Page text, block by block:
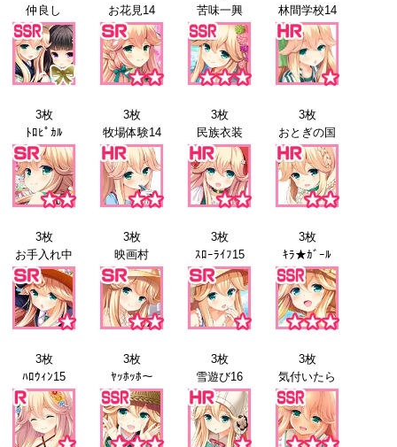
仲良し
お花見14
苦味一興
林間学校14
3枚
ﾄﾛﾋﾟｶﾙ
3枚
牧場体験14
3枚
民族衣装
3枚
おとぎの国
3枚
お手入れ中
3枚
映画村
3枚
ｽﾛｰﾗｲﾌ15
3枚
ｷﾗ★ｶﾞｰﾙ
3枚
ﾊﾛｳｨﾝ15
3枚
ﾔｯﾎｯﾎ～
3枚
雪遊び16
3枚
気付いたら